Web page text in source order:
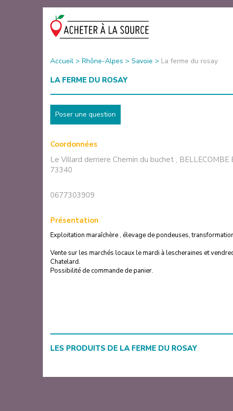
Accueil > Rhône-Alpes > Savoie > La ferme du rosay
LA FERME DU ROSAY
Poser une question
Coordonnées
Le Villard derriere Chemin du buchet , BELLECOMBE
73340
0677303909
Présentation
Exploitation maraîchère , élevage de pondeuses,
Vente sur les marchés locaux le mardi à lescheraines et
Chatelard.
Possibilité de commande de panier.
LES PRODUITS DE LA FERME DU ROSAY